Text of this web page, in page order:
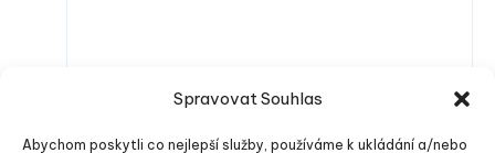
Spravovat Souhlas
Abychom poskytli co nejlepší služby, používáme k ukládání a/nebo